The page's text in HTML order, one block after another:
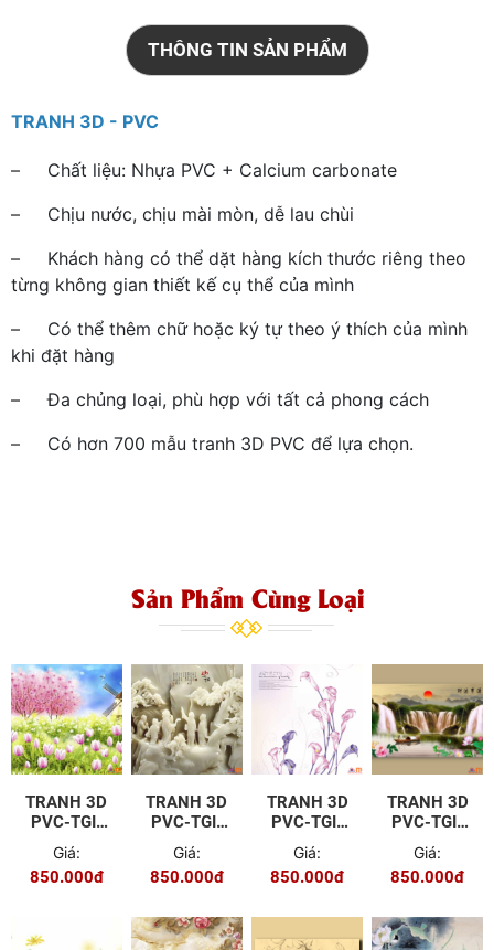
THÔNG TIN SẢN PHẨM
TRANH 3D - PVC
– Chất liệu: Nhựa PVC + Calcium carbonate
– Chịu nước, chịu mài mòn, dễ lau chùi
– Khách hàng có thể dặt hàng kích thước riêng theo
từng không gian thiết kế cụ thể của mình
– Có thể thêm chữ hoặc ký tự theo ý thích của mình
khi đặt hàng
– Đa chủng loại, phù hợp với tất cả phong cách
– Có hơn 700 mẫu tranh 3D PVC để lựa chọn.
Sản Phẩm Cùng Loại
TRANH 3D
PVC-TGI-
FJ-P008
Giá:
850.000đ
TRANH 3D
PVC-TGI-
YD-P10
Giá:
850.000đ
TRANH 3D
PVC-TGI-
YS-P006
Giá:
850.000đ
TRANH 3D
PVC-TGI-
ZS-P008
Giá:
850.000đ